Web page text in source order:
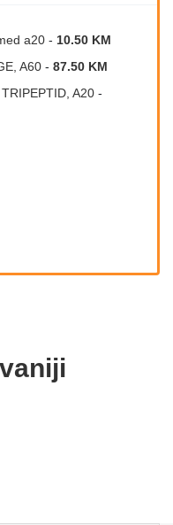
a20 - 10.50 KM
A60 - 87.50 KM
A20 -